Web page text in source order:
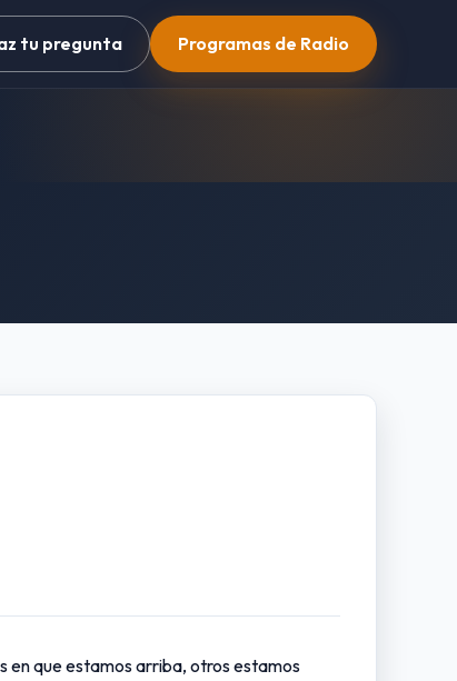
tu pregunta Programas de Radio
en que estamos arriba, otros estamos